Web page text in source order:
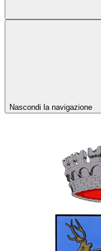
Nascondi la navigazione